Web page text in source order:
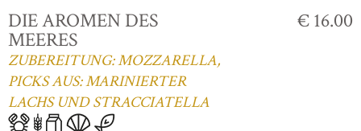
DIE AROMEN DES
MEERES
ZUBEREITUNG: MOZZARELLA,
PICKS AUS: MARINIERTER
LACHS UND STRACCIATELLA
€ 16.00